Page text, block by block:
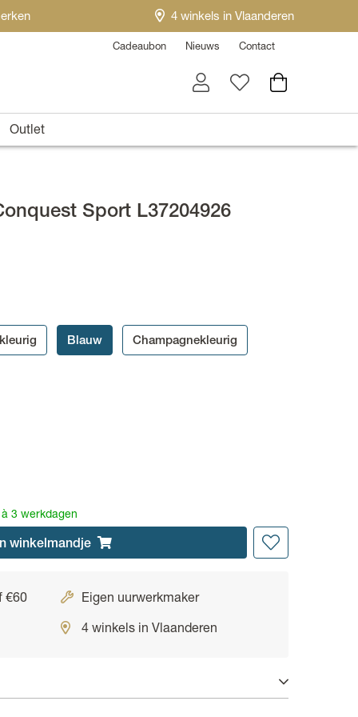
4 winkels in Vlaanderen
Cadeaubon Nieuws Contact
Outlet
Sport L37204926
Blauw Champagnekleurig
3 werkdagen
winkelmandje
€60 Eigen uurwerkmaker
4 winkels in Vlaanderen